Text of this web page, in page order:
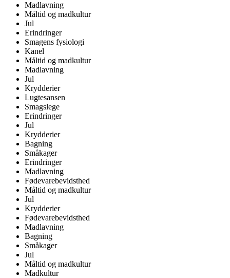
Madlavning
Måltid og madkultur
Jul
Erindringer
Smagens fysiologi
Kanel
Måltid og madkultur
Madlavning
Jul
Krydderier
Lugtesansen
Smagslege
Erindringer
Jul
Krydderier
Bagning
Småkager
Erindringer
Madlavning
Fødevarebevidsthed
Måltid og madkultur
Jul
Krydderier
Fødevarebevidsthed
Madlavning
Bagning
Småkager
Jul
Måltid og madkultur
Madkultur